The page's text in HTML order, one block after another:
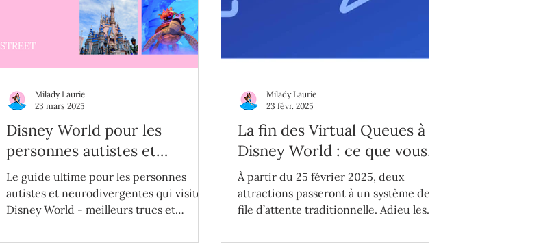
Disney World pour les
personnes autistes et
neurodivergentes : Le guide
ultime
Le guide ultime pour les personnes
autistes et neurodivergentes qui visitent
Disney World - meilleurs trucs et
Milady Laurie
23 mars 2025
La fin des Virtual Queues à
Disney World : ce que vous
devez savoir pour votre
prochain séjour
À partir du 25 février 2025, deux
attractions passeront à un système de
file d’attente traditionnelle. Adieu les
Milady Laurie
23 févr. 2025